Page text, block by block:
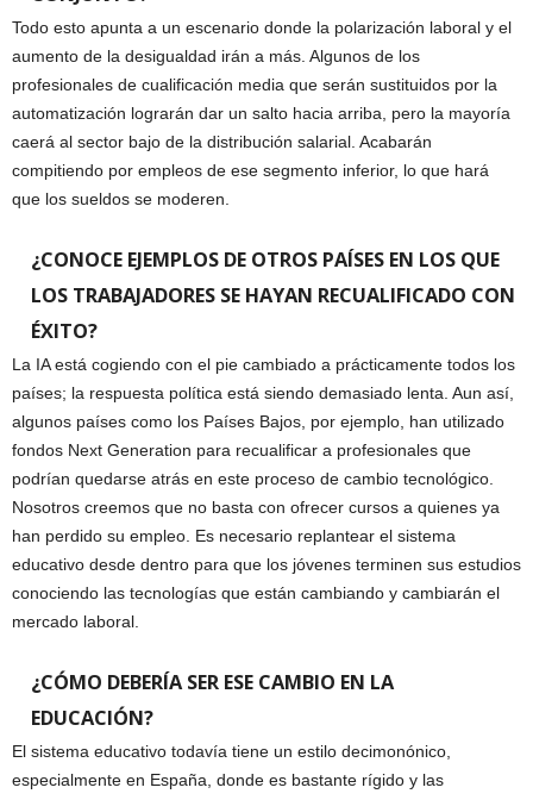
Todo esto apunta a un escenario donde la polarización laboral y el
aumento de la desigualdad irán a más. Algunos de los
profesionales de cualificación media que serán sustituidos por la
automatización lograrán dar un salto hacia arriba, pero la mayoría
caerá al sector bajo de la distribución salarial. Acabarán
compitiendo por empleos de ese segmento inferior, lo que hará
que los sueldos se moderen.
¿CONOCE EJEMPLOS DE OTROS PAÍSES EN LOS QUE
LOS TRABAJADORES SE HAYAN RECUALIFICADO CON
ÉXITO?
La IA está cogiendo con el pie cambiado a prácticamente todos los
países; la respuesta política está siendo demasiado lenta. Aun así,
algunos países como los Países Bajos, por ejemplo, han utilizado
fondos Next Generation para recualificar a profesionales que
podrían quedarse atrás en este proceso de cambio tecnológico.
Nosotros creemos que no basta con ofrecer cursos a quienes ya
han perdido su empleo. Es necesario replantear el sistema
educativo desde dentro para que los jóvenes terminen sus estudios
conociendo las tecnologías que están cambiando y cambiarán el
mercado laboral.
¿CÓMO DEBERÍA SER ESE CAMBIO EN LA
EDUCACIÓN?
El sistema educativo todavía tiene un estilo decimonónico,
especialmente en España, donde es bastante rígido y las